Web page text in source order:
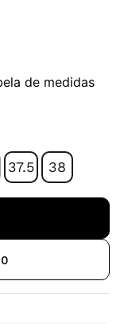
de medidas
37.5 38